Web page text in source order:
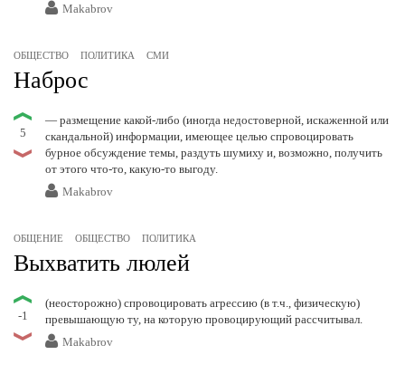
Makabrov
ОБЩЕСТВО ПОЛИТИКА СМИ
Наброс
5
— размещение какой-либо (иногда недостоверной, искаженной или
скандальной) информации, имеющее целью спровоцировать
бурное обсуждение темы, раздуть шумиху и, возможно, получить
от этого что-то, какую-то выгоду.
Makabrov
ОБЩЕНИЕ ОБЩЕСТВО ПОЛИТИКА
Выхватить люлей
-1
(неосторожно) спровоцировать агрессию (в т.ч., физическую)
превышающую ту, на которую провоцирующий рассчитывал.
Makabrov